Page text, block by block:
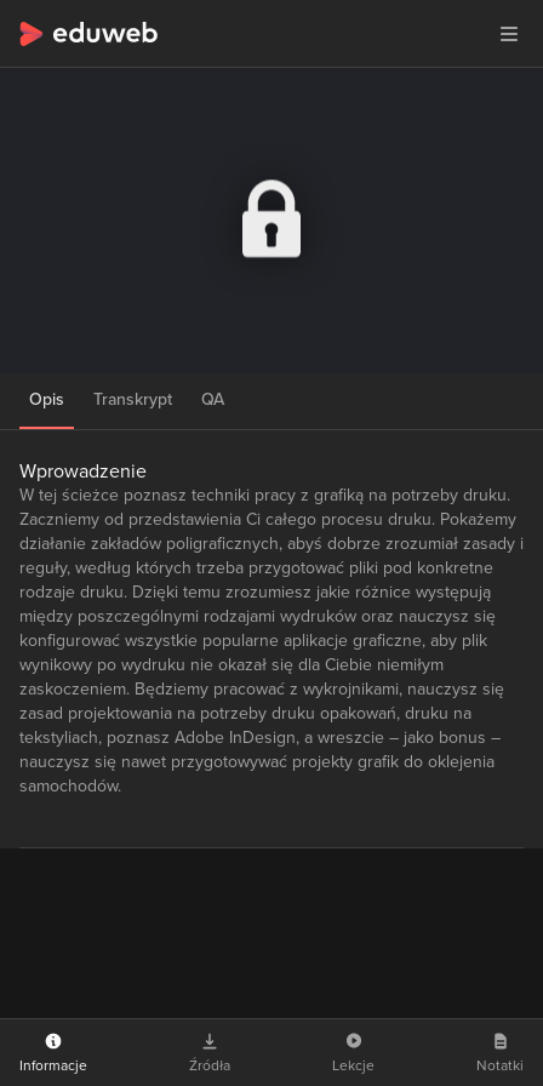
Opis Transkrypt QA
Wprowadzenie
W tej ścieżce poznasz techniki pracy z grafiką na potrzeby druku.
Zaczniemy od przedstawienia Ci całego procesu druku. Pokażemy
działanie zakładów poligraficznych, abyś dobrze zrozumiał zasady i
reguły, według których trzeba przygotować pliki pod konkretne
rodzaje druku. Dzięki temu zrozumiesz jakie różnice występują
między poszczególnymi rodzajami wydruków oraz nauczysz się
konfigurować wszystkie popularne aplikacje graficzne, aby plik
wynikowy po wydruku nie okazał się dla Ciebie niemiłym
zaskoczeniem. Będziemy pracować z wykrojnikami, nauczysz się
zasad projektowania na potrzeby druku opakowań, druku na
tekstyliach, poznasz Adobe InDesign, a wreszcie – jako bonus –
nauczysz się nawet przygotowywać projekty grafik do oklejenia
samochodów.
Informacje Źródła Lekcje Notatki